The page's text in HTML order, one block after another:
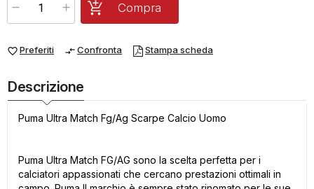
favorite_borderPreferiti compare_arrowsConfronta Stampa scheda
Compra
Descrizione
Puma Ultra Match Fg/Ag Scarpe Calcio Uomo
Puma Ultra Match FG/AG sono la scelta perfetta per i
calciatori appassionati che cercano prestazioni ottimali in